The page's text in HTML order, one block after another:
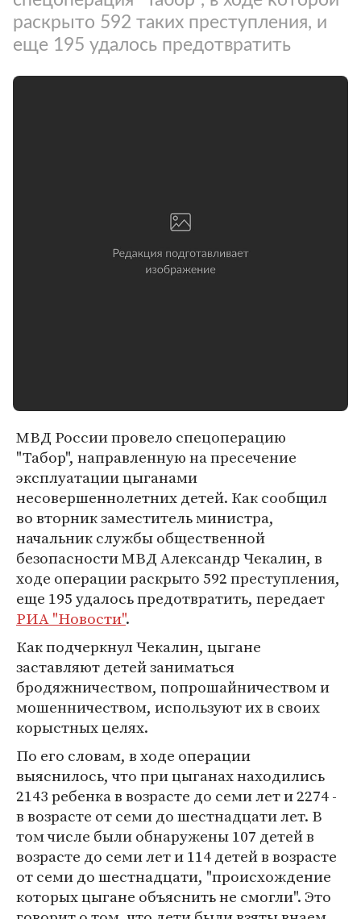
раскрыто 592 таких преступления, и
еще 195 удалось предотвратить
МВД России провело спецоперацию
"Табор", направленную на пресечение
эксплуатации цыганами
несовершеннолетних детей. Как сообщил
во вторник заместитель министра,
начальник службы общественной
безопасности МВД Александр Чекалин, в
ходе операции раскрыто 592 преступления,
еще 195 удалось предотвратить, передает
РИА "Новости".
Как подчеркнул Чекалин, цыгане
заставляют детей заниматься
бродяжничеством, попрошайничеством и
мошенничеством, используют их в своих
корыстных целях.
По его словам, в ходе операции
выяснилось, что при цыганах находились
2143 ребенка в возрасте до семи лет и 2274 -
в возрасте от семи до шестнадцати лет. В
том числе были обнаружены 107 детей в
возрасте до семи лет и 114 детей в возрасте
от семи до шестнадцати, "происхождение
которых цыгане объяснить не смогли". Это